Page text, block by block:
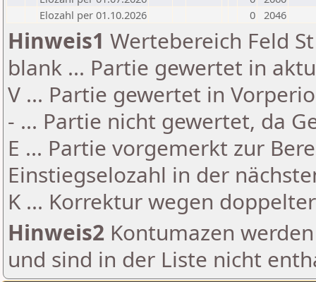
Elozahl per 01.10.2026
0 2046
Hinweis1 Wertebereich Feld
blank ... Partie gewertet in
V ... Partie gewertet in
- ... Partie nicht gewertet, da
E ... Partie vorgemerkt zur
Einstiegselozahl in der
K ... Korrektur wegen
Hinweis2 Kontumazen
und sind in der Liste nicht